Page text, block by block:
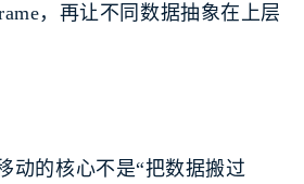
，再让不同数据抽象在上层
动的核心不是“把数据搬过